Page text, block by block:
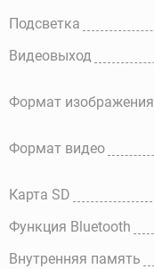
Подсветка
Видеовыход
Формат изображения
Формат видео
Карта SD
Функция Bluetooth
Внутренняя память